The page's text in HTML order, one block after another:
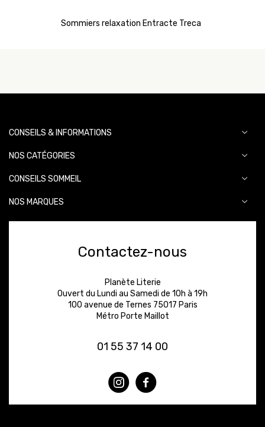
Sommiers relaxation Entracte Treca
CONSEILS & INFORMATIONS
NOS CATÉGORIES
CONSEILS SOMMEIL
NOS MARQUES
Contactez-nous
Planète Literie
Ouvert du Lundi au Samedi de 10h à 19h
100 avenue de Ternes 75017 Paris
Métro Porte Maillot
01 55 37 14 00